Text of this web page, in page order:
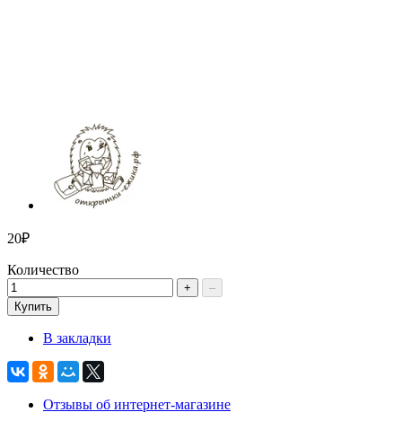
20₽
Количество
+
–
Купить
В закладки
Отзывы об интернет-магазине